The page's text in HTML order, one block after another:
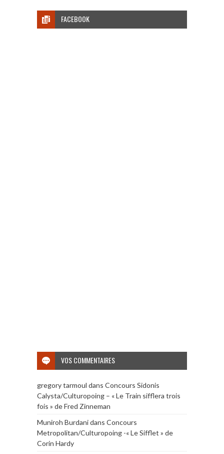
FACEBOOK
VOS COMMENTAIRES
gregory tarmoul dans Concours Sidonis
Calysta/Culturopoing – « Le Train sifflera trois
fois » de Fred Zinneman
Muniroh Burdanidans Concours
Metropolitan/Culturopoing -« Le Sifflet » de
Corin Hardy